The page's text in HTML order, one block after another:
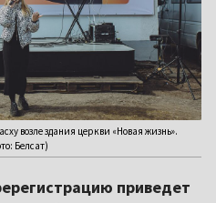
возле здания церкви «Новая жизнь».
Белсат)
приведет